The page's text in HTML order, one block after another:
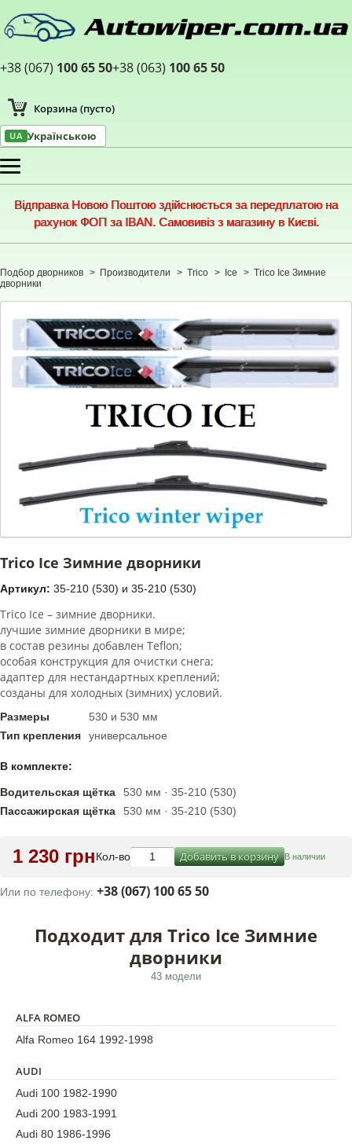
+38 (067) 100 65 50+38 (063) 100 65 50
Корзина (пусто)
UA Українською
Меню
Відправка Новою Поштою здійснюється за передплатою на
рахунок ФОП за IBAN. Самовивіз з магазину в Києві.
Подбор дворников > Производители > Trico > Ice > Trico Ice Зимние
дворники
Trico Ice Зимние дворники
Артикул: 35-210 (530) и 35-210 (530)
Trico Ice – зимние дворники.
лучшие зимние дворники в мире;
в состав резины добавлен Teflon;
особая конструкция для очистки снега;
адаптер для нестандартных креплений;
созданы для холодных (зимних) условий.
Размеры
530 и 530 мм
Тип крепления
универсальное
В комплекте:
Водительская щётка
530 мм · 35-210 (530)
Пассажирская щётка
530 мм · 35-210 (530)
1 230 грнКол-во Добавить в корзину В наличии
Или по телефону: +38 (067) 100 65 50
Подходит для Trico Ice Зимние
дворники
43 модели
ALFA ROMEO
Alfa Romeo 164 1992-1998
AUDI
Audi 100 1982-1990
Audi 200 1983-1991
Audi 80 1986-1996